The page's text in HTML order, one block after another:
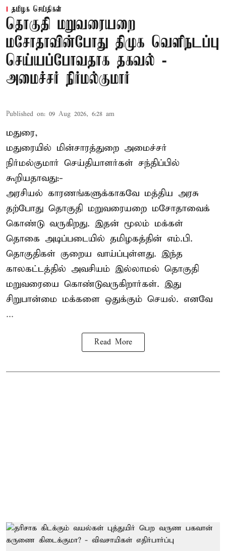
தமிழக செய்திகள்
தொகுதி மறுவரையறை
மசோதாவின்போது திமுக வெளிநடப்பு
செய்யப்போவதாக தகவல் -
அமைச்சர் நிர்மல்குமார்
Published on: 09 Aug 2026, 6:28 am
மதுரை,
மதுரையில் மின்சாரத்துறை அமைச்சர்
நிர்மல்குமார் செய்தியாளர்கள் சந்திப்பில்
கூறியதாவது:-
அரசியல் காரணங்களுக்காகவே மத்திய அரசு
தற்போது தொகுதி மறுவரையறை மசோதாவைக்
கொண்டு வருகிறது. இதன் மூலம் மக்கள்
தொகை அடிப்படையில் தமிழகத்தின் எம்.பி.
தொகுதிகள் குறைய வாய்ப்புள்ளது. இந்த
காலகட்டத்தில் அவசியம் இல்லாமல் தொகுதி
மறுவரையை கொண்டுவருகிறார்கள். இது
சிறுபான்மை மக்களை ஒதுக்கும் செயல். எனவே
...
Read More